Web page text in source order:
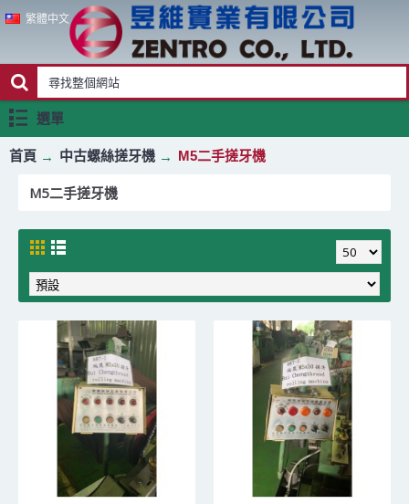
繁體中文
選單
首頁 中古螺絲搓牙機 M5二手搓牙機
M5二手搓牙機